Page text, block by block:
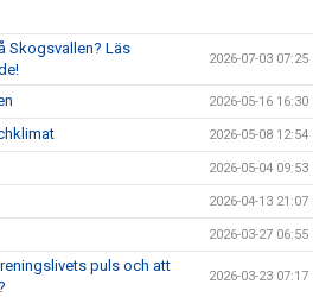
Skogsvallen? Läs
2026-07-03 07:25
2026-05-16 16:30
2026-05-08 12:54
2026-05-04 09:53
2026-04-13 21:07
2026-03-27 06:55
puls och att
2026-03-23 07:17